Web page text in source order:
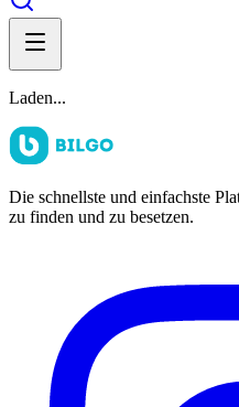
Laden...
Die schnellste und einfachste
zu finden und zu besetzen.